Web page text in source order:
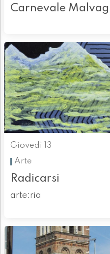
Carnevale
Giovedì 13
Arte
Radicarsi
arte:ria